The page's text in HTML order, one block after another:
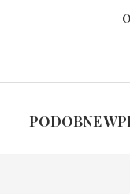
PODOBNE